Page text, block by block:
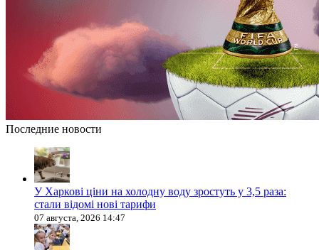
Последние новости
У Харкові ціни на холодну воду зростуть у 3,5 раза:
стали відомі нові тарифи
07 августа, 2026 14:47